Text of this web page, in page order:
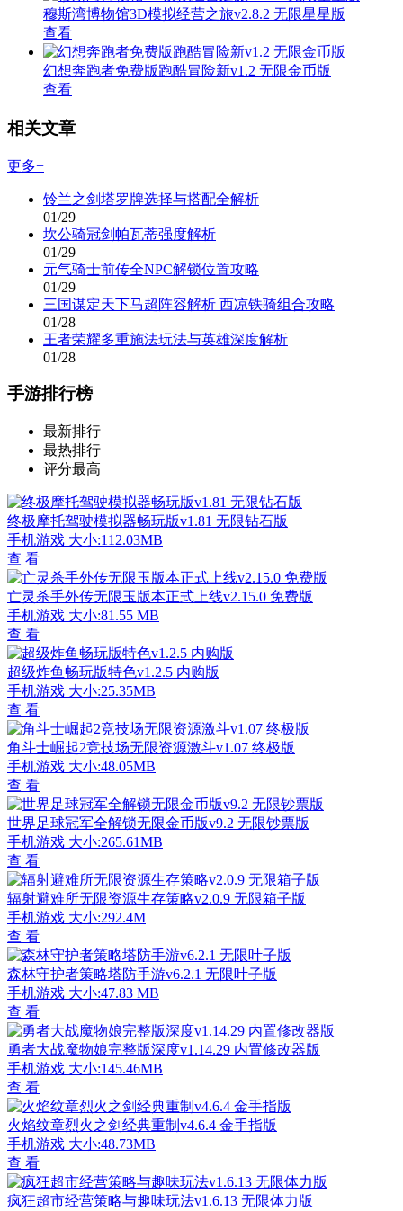
穆斯湾博物馆3D模拟经营之旅v2.8.2 无限星星版
查看
幻想奔跑者免费版跑酷冒险新v1.2 无限金币版
查看
相关文章
更多+
铃兰之剑塔罗牌选择与搭配全解析
01/29
坎公骑冠剑帕瓦蒂强度解析
01/29
元气骑士前传全NPC解锁位置攻略
01/29
三国谋定天下马超阵容解析 西凉铁骑组合攻略
01/28
王者荣耀多重施法玩法与英雄深度解析
01/28
手游排行榜
最新排行
最热排行
评分最高
终极摩托驾驶模拟器畅玩版v1.81 无限钻石版
手机游戏 大小:112.03MB
查 看
亡灵杀手外传无限玉版本正式上线v2.15.0 免费版
手机游戏 大小:81.55 MB
查 看
超级炸鱼畅玩版特色v1.2.5 内购版
手机游戏 大小:25.35MB
查 看
角斗士崛起2竞技场无限资源激斗v1.07 终极版
手机游戏 大小:48.05MB
查 看
世界足球冠军全解锁无限金币版v9.2 无限钞票版
手机游戏 大小:265.61MB
查 看
辐射避难所无限资源生存策略v2.0.9 无限箱子版
手机游戏 大小:292.4M
查 看
森林守护者策略塔防手游v6.2.1 无限叶子版
手机游戏 大小:47.83 MB
查 看
勇者大战魔物娘完整版深度v1.14.29 内置修改器版
手机游戏 大小:145.46MB
查 看
火焰纹章烈火之剑经典重制v4.6.4 金手指版
手机游戏 大小:48.73MB
查 看
疯狂超市经营策略与趣味玩法v1.6.13 无限体力版